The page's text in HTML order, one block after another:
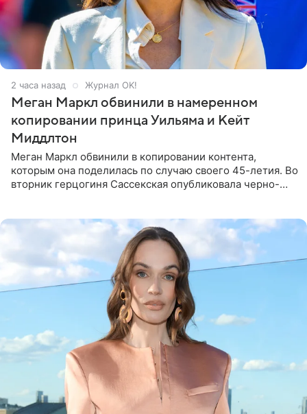
2 часа назад Журнал OK!
Меган Маркл обвинили в намеренном
копировании принца Уильяма и Кейт
Миддлтон
Меган Маркл обвинили в копировании контента,
которым она поделилась по случаю своего 45-летия. Во
вторник герцогиня Сассекская опубликовала черно-